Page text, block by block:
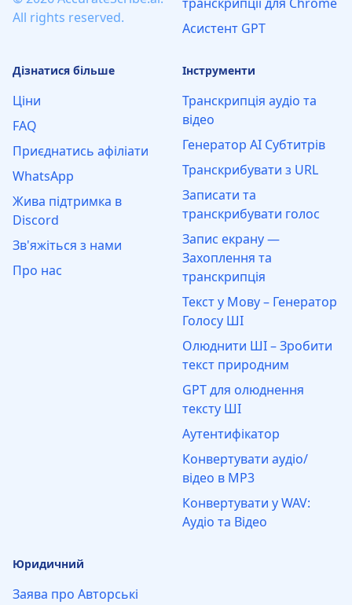
All rights reserved.
Асистент GPT
Дізнатися більше
Ціни
FAQ
Приєднатись афіліати
WhatsApp
Жива підтримка в
Discord
Зв'яжіться з нами
Про нас
Інструменти
Транскрипція аудіо та
відео
Генератор AI Субтитрів
Транскрибувати з URL
Записати та
транскрибувати голос
Запис екрану —
Захоплення та
транскрипція
Текст у Мову – Генератор
Голосу ШІ
Олюднити ШІ – Зробити
текст природним
GPT для олюднення
тексту ШІ
Аутентифікатор
Конвертувати аудіо/
відео в MP3
Конвертувати у WAV:
Аудіо та Відео
Юридичний
Заява про Авторські